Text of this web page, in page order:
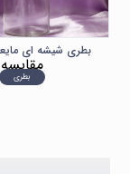
بطری
مقایسه